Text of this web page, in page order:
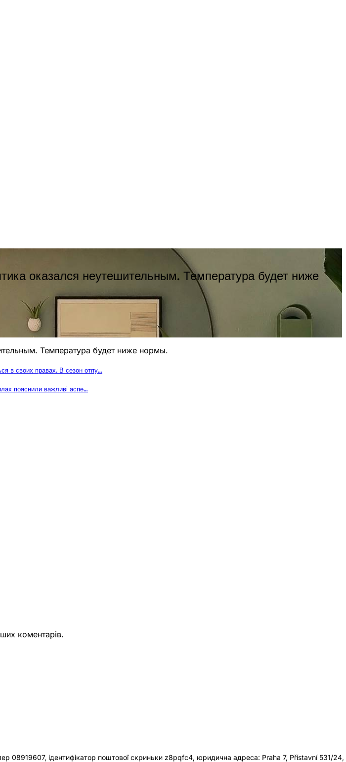
оказался неутешительным. Температура будет ниже
Температура будет ниже нормы.
в своих правах. В сезон отпу…
пояснили важливі аспе…
коментарів.
08919607, ідентифікатор поштової скриньки z8pqfc4, юридична адреса: Praha 7, Přístavní 531/24,